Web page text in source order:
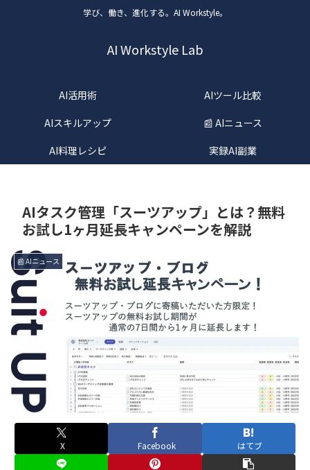
学び、働き、進化する。AI Workstyle。
AI Workstyle Lab
AI活用術
AIツール比較
AIスキルアップ
📰 AIニュース
AI料理レシピ
実録AI副業
AIタスク管理「スーツアップ」とは？無料
お試し1ヶ月延長キャンペーンを解説
📰 AIニュース
X Facebook はてブ